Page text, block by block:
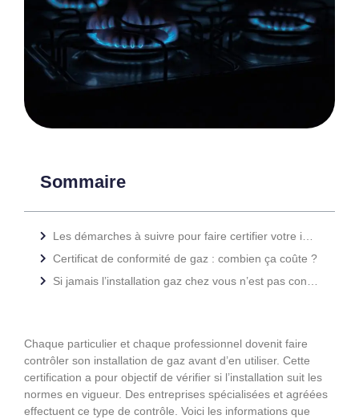
Sommaire
Certificat de conformité de gaz : combien ça coûte ?
Chaque particulier et chaque professionnel dovenit faire
contrôler son installation de gaz avant d’en utiliser. Cette
certification a pour objectif de vérifier si l’installation suit les
normes en vigueur. Des entreprises spécialisées et agréées
effectuent ce type de contrôle. Voici les informations que